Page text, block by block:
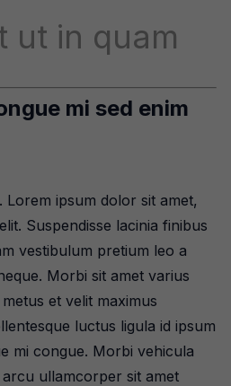
ut in quam
mi sed enim
Lorem ipsum dolor sit amet,
Suspendisse lacinia finibus
vestibulum pretium leo a
Morbi sit amet varius
et velit maximus
luctus ligula id ipsum
mi congue. Morbi vehicula
ullamcorper sit amet